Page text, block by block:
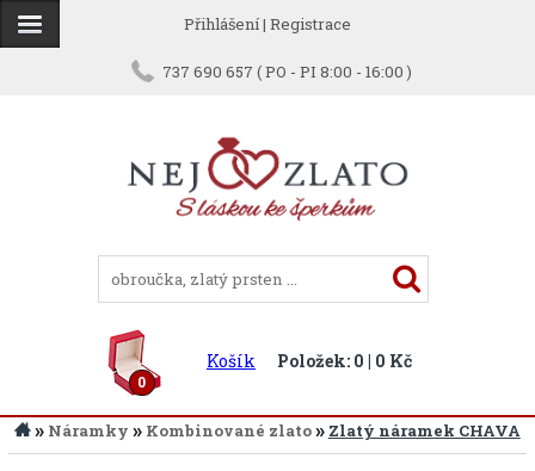
Přihlášení| Registrace
737 690 657 ( PO - PI 8:00 - 16:00 )
0
Košík Položek: 0 | 0 Kč
» Náramky » Kombinované zlato» Zlatý náramek CHAVA